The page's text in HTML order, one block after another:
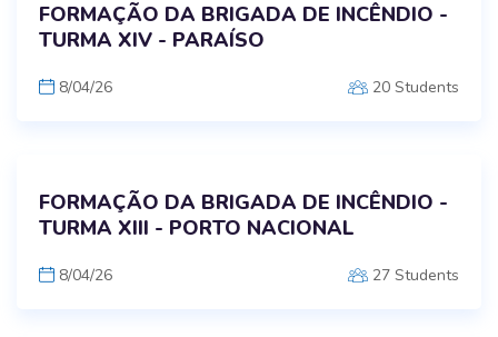
FORMAÇÃO DA BRIGADA DE INCÊNDIO -
TURMA XIV - PARAÍSO
8/04/26 20 Students
FORMAÇÃO DA BRIGADA DE INCÊNDIO -
TURMA XIII - PORTO NACIONAL
8/04/26 27 Students